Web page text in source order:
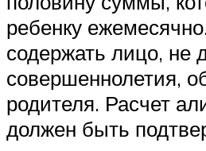
ребенку
содержать лицо, не
совершеннолетия,
родителя. Расчет
должен быть